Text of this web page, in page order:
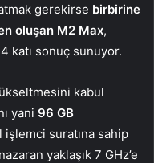
gerekirse birbirine
oluşan M2 Max,
katı sonuç sunuyor.
kabul
yani 96 GB
işlemci suratına sahip
yaklaşık 7 GHz’e